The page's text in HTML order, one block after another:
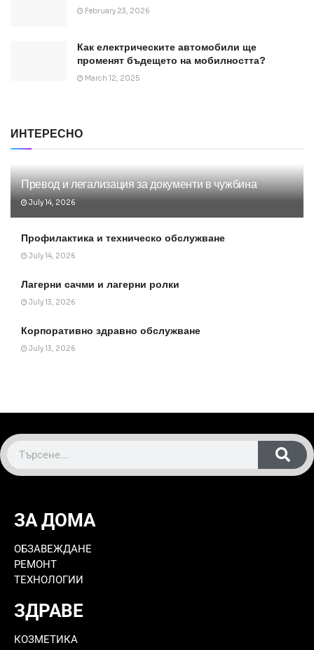
February 23, 2026
Как електрическите автомобили ще
променят бъдещето на мобилността?
March 12, 2025
ИНТЕРЕСНО
Превод и легализация за документи в чужбина
July 14, 2026
Профилактика и техническо обслужване
July 14, 2026
Лагерни сачми и лагерни ролки
July 13, 2026
Корпоративно здравно обслужване
July 13, 2026
ЗА ДОМА
ОБЗАВЕЖДАНЕ
РЕМОНТ
ТЕХНОЛОГИИ
ЗДРАВЕ
КОЗМЕТИКА